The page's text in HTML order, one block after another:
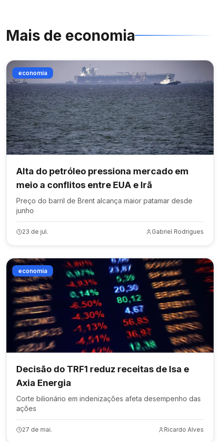
Mais de economia
economia
Alta do petróleo pressiona mercado em
meio a conflitos entre EUA e Irã
Preço do barril de Brent alcança maior patamar desde
junho
23 de jul. Gabriel Rodrigues
economia
Decisão do TRF1 reduz receitas de Isa e
Axia Energia
Corte bilionário em indenizações afeta desempenho das
ações
27 de mai. Ricardo Alves